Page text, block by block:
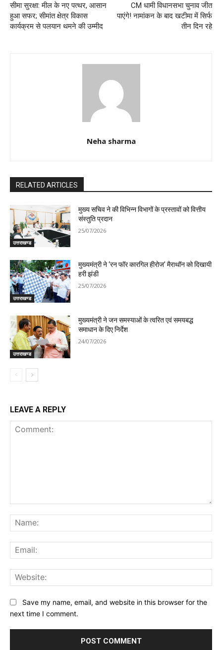
सीमा सुरक्षा: मील के नए पत्थर, आसान
हुआ सफर; सीमांत क्षेत्र विकास
कार्यक्रम से पलयान थमने की उम्मीद
CM धामी विधानसभा चुनाव जीत
पाएंगे! नामांकन के बाद खटीमा में सिर्फ
तीन दिन रहे
Neha sharma
RELATED ARTICLES
उत्तराखण्ड
मुख्य सचिव ने की विभिन्न विभागों के प्रस्तावों को वित्तीय
संस्तुति प्रदान
25/07/2026
उत्तराखण्ड
मुख्यमंत्री ने ‘रन फॉर कारगिल हीरोज’ मैराथॉन को दिखायी
हरी झंडी
25/07/2026
उत्तराखण्ड
मुख्यमंत्री ने जन समस्याओं के त्वरित एवं समयबद्ध
समाधान के दिए निर्देश
24/07/2026
LEAVE A REPLY
Save my name, email, and website in this browser for the
next time I comment.